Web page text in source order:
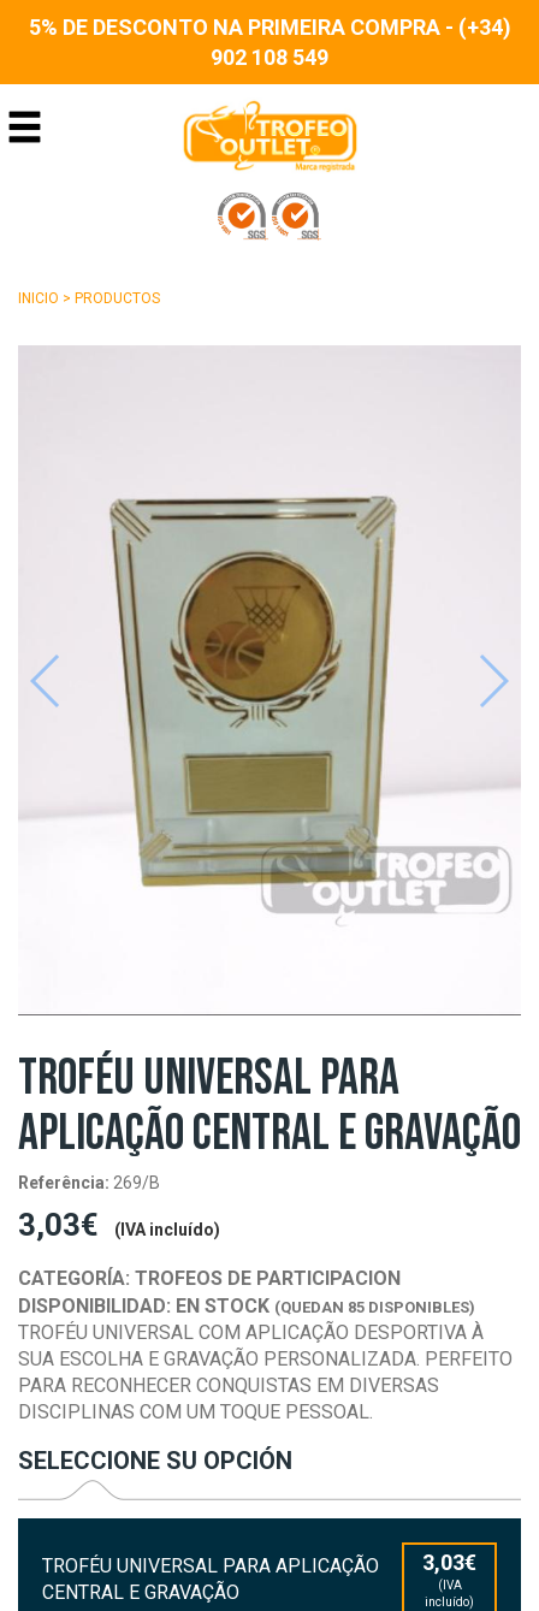
5% DE DESCONTO NA PRIMEIRA COMPRA - (+34)
902 108 549
INICIO > PRODUCTOS
TROFÉU UNIVERSAL PARA
APLICAÇÃO CENTRAL E GRAVAÇÃO
Referência: 269/B
3,03€ (IVA incluído)
CATEGORÍA: TROFEOS DE PARTICIPACION
DISPONIBILIDAD: EN STOCK (QUEDAN 85 DISPONIBLES)
TROFÉU UNIVERSAL COM APLICAÇÃO DESPORTIVA À
SUA ESCOLHA E GRAVAÇÃO PERSONALIZADA. PERFEITO
PARA RECONHECER CONQUISTAS EM DIVERSAS
DISCIPLINAS COM UM TOQUE PESSOAL.
SELECCIONE SU OPCIÓN
TROFÉU UNIVERSAL PARA APLICAÇÃO
CENTRAL E GRAVAÇÃO
3,03€
(IVA
incluído)